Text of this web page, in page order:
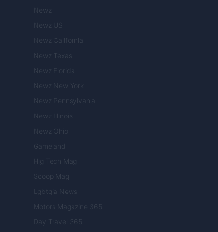
Newz
Newz US
Newz California
Newz Texas
Newz Florida
Newz New York
Newz Pennsylvania
Newz Illinois
Newz Ohio
Gameland
Hig Tech Mag
Scoop Mag
Lgbtqia News
Motors Magazine 365
Day Travel 365